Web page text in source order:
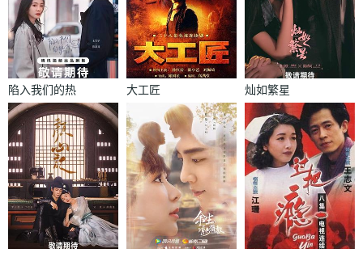
陷入我们的热
恋
大工匠 灿如繁星